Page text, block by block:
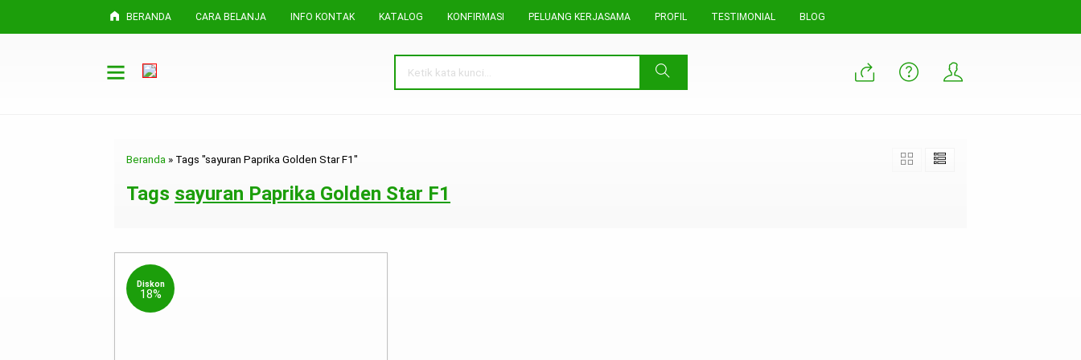
BERANDA CARA BELANJA INFO KONTAK KATALOG KONFIRMASI PELUANG KERJASAMA PROFIL TESTIMONIAL BLOG
Beranda » Tags "sayuran Paprika Golden Star F1"
Tags sayuran Paprika Golden Star F1
Diskon
18%